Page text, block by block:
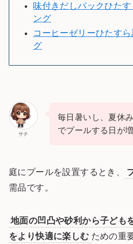
味付きだしパックひた
ング
コーヒーゼリーひたす
グ
サチ
毎日暑いし、夏休
でプールする日が
庭にプールを設置するとき、
需品です。
地面の凹凸や砂利から子ども
をより快適に楽しむ ための重